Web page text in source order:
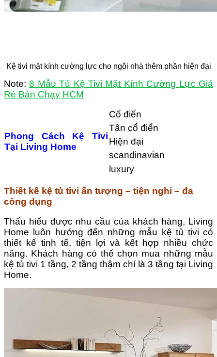
Kệ tivi mặt kính cường lực cho ngôi nhà thêm phần hiện đại
Note:8 Mẫu Tủ Kệ Tivi Mặt Kính Cường Lực Giá
Rẻ Bán Chạy HCM
Phong Cách Kệ Tivi
Tại Living Home
Cổ điển
Tân cổ điển
Hiện đại
scandinavian
luxury
Thiết kế kệ tủ tivi ấn tượng – tiện nghi – đa
công dụng
Thấu hiểu được nhu cầu của khách hàng, Living
Home luôn hướng đến những mẫu kệ tủ tivi có
thiết kế tinh tế, tiện lợi và kết hợp nhiều chức
năng. Khách hàng có thể chọn mua những mẫu
kệ tủ tivi 1 tầng, 2 tầng thậm chí là 3 tầng tại Living
Home.